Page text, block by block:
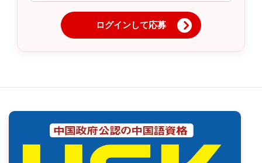
ログインして応募